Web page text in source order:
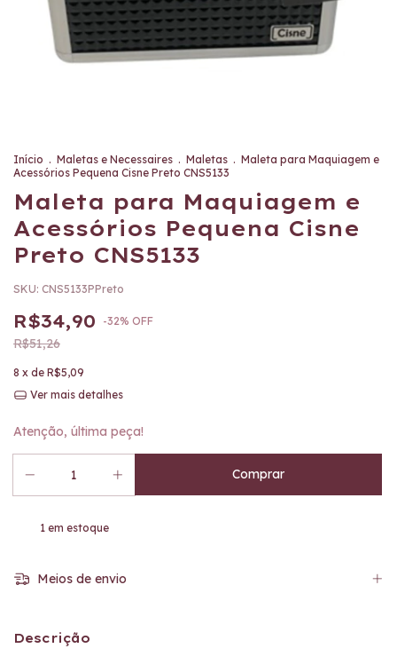
Início . Maletas e Necessaires . Maletas . Maleta para Maquiagem e
Acessórios Pequena Cisne Preto CNS5133
Maleta para Maquiagem e
Acessórios Pequena Cisne
Preto CNS5133
SKU: CNS5133PPreto
R$34,90 -32% OFF
R$51,26
8 x de R$5,09
Ver mais detalhes
Atenção, última peça!
1em estoque
Meios de envio
Descrição